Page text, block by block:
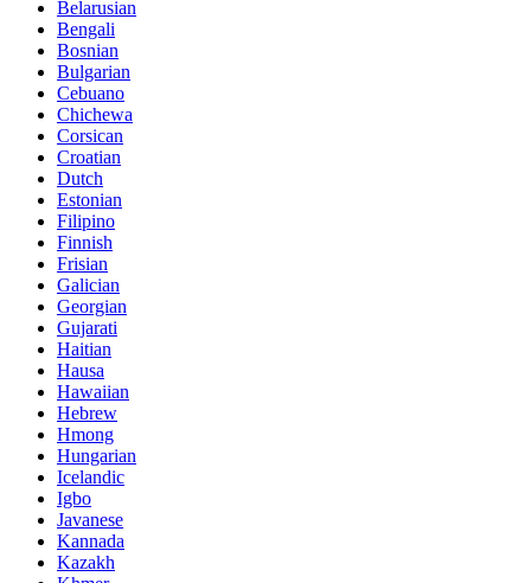
Belarusian
Bengali
Bosnian
Bulgarian
Cebuano
Chichewa
Corsican
Croatian
Dutch
Estonian
Filipino
Finnish
Frisian
Galician
Georgian
Gujarati
Haitian
Hausa
Hawaiian
Hebrew
Hmong
Hungarian
Icelandic
Igbo
Javanese
Kannada
Kazakh